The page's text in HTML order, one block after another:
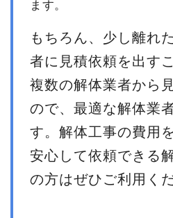
ます。
もちろん、少し離れ
者に見積依頼を出す
複数の解体業者から
ので、最適な解体業
す。解体工事の費用
安心して依頼できる
の方はぜひご利用く